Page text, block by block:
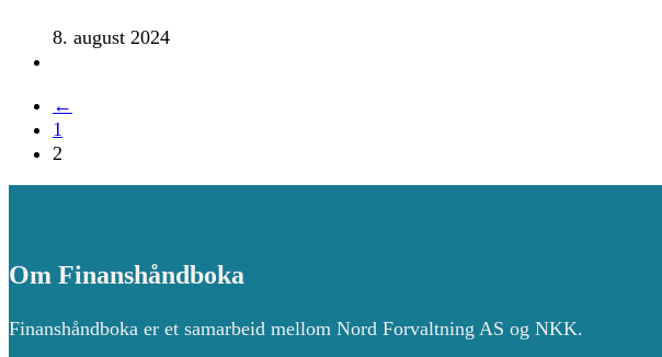
8. august 2024
←
1
2
Om Finanshåndboka
Finanshåndboka er et samarbeid mellom Nord Forvaltning AS og NKK.